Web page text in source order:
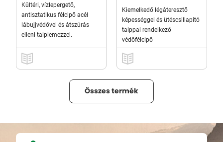
Kültéri, vízlepergető,
antisztatikus félcipő acél
lábujjvédővel és átszúrás
elleni talplemezzel.
Kiemelkedő légáteresztő
képességgel és ütéscsillapító
talppal rendelkező
védőfélcipő
Összes termék